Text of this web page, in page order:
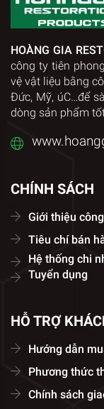
HOÀNG GIA
công ty tiên
vệ vật liệu bằng
Đức, Mỹ, úC…để
dòng sản phẩm
CHÍNH SÁCH
Giới thiệu
Tiêu chí bán
Hệ thống chi
Tuyển dụng
HỖ TRỢ
Hướng dẫn
Phương thức
Chính sách